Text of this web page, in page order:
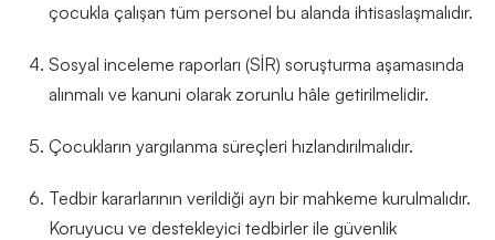
çocukla çalışan tüm personel bu alanda ihtisaslaşmalıdır.
Sosyal inceleme raporları (SİR) soruşturma aşamasında
alınmalı ve kanuni olarak zorunlu hâle getirilmelidir.
Çocukların yargılanma süreçleri hızlandırılmalıdır.
Tedbir kararlarının verildiği ayrı bir mahkeme kurulmalıdır.
Koruyucu ve destekleyici tedbirler ile güvenlik